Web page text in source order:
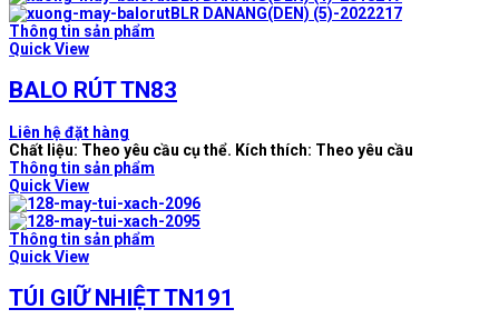
Thông tin sản phẩm
Quick View
BALO RÚT TN83
Liên hệ đặt hàng
Chất liệu: Theo yêu cầu cụ thể. Kích thích: Theo yêu cầu
Thông tin sản phẩm
Quick View
Thông tin sản phẩm
Quick View
TÚI GIỮ NHIỆT TN191